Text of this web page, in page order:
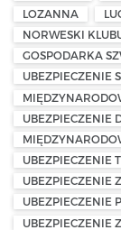
LOZANNA
NORWESKI
GOSPODARKA
UBEZPIECZENIE
UBEZPIECZENIE
UBEZPIECZENIE
UBEZPIECZENIE
UBEZPIECZENIE
UBEZPIECZENIE